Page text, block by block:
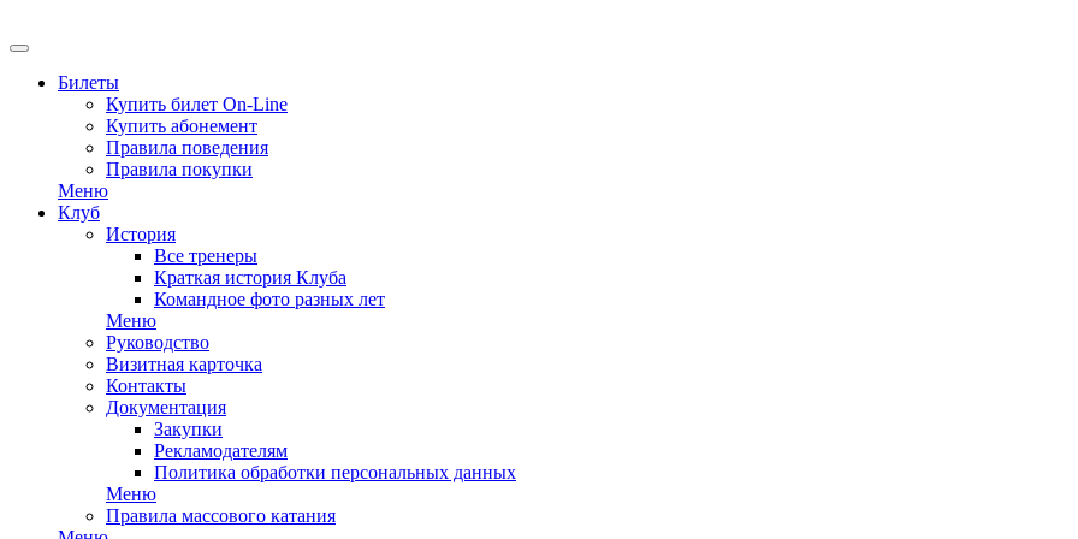
Билеты
Купить билет On-Line
Купить абонемент
Правила поведения
Правила покупки
Меню
Клуб
История
Все тренеры
Краткая история Клуба
Командное фото разных лет
Меню
Руководство
Визитная карточка
Контакты
Документация
Закупки
Рекламодателям
Политика обработки персональных данных
Меню
Правила массового катания